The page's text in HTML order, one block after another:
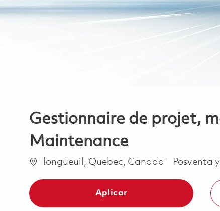
Gestionnaire de projet,
Maintenance
Ubicación
longueuil, Quebec, Canada Categoría
Posventa
Aplicar